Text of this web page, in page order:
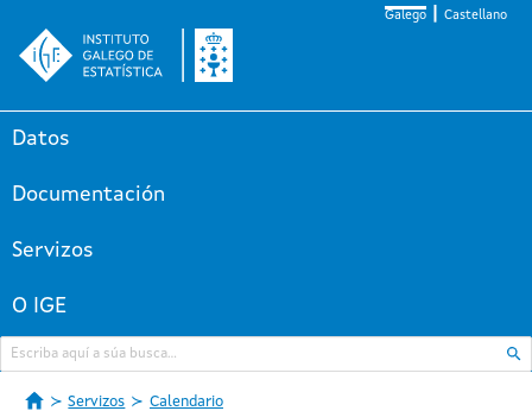
Galego Castellano
Datos
Documentación
Servizos
O IGE
Servizos Calendario